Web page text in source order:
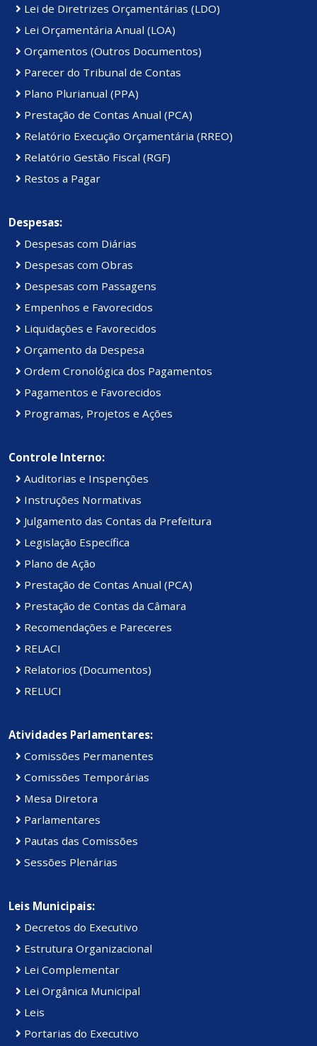
Lei de Diretrizes Orçamentárias (LDO)
Lei Orçamentária Anual (LOA)
Orçamentos (Outros Documentos)
Parecer do Tribunal de Contas
Plano Plurianual (PPA)
Prestação de Contas Anual (PCA)
Relatório Execução Orçamentária (RREO)
Relatório Gestão Fiscal (RGF)
Restos a Pagar
Despesas:
Despesas com Diárias
Despesas com Obras
Despesas com Passagens
Empenhos e Favorecidos
Liquidações e Favorecidos
Orçamento da Despesa
Ordem Cronológica dos Pagamentos
Pagamentos e Favorecidos
Programas, Projetos e Ações
Controle Interno:
Auditorias e Inspenções
Instruções Normativas
Julgamento das Contas da Prefeitura
Legislação Específica
Plano de Ação
Prestação de Contas Anual (PCA)
Prestação de Contas da Câmara
Recomendações e Pareceres
RELACI
Relatorios (Documentos)
RELUCI
Atividades Parlamentares:
Comissões Permanentes
Comissões Temporárias
Mesa Diretora
Parlamentares
Pautas das Comissões
Sessões Plenárias
Leis Municipais:
Decretos do Executivo
Estrutura Organizacional
Lei Complementar
Lei Orgânica Municipal
Leis
Portarias do Executivo